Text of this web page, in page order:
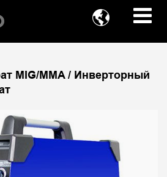

MIG/MMA / Инверторный